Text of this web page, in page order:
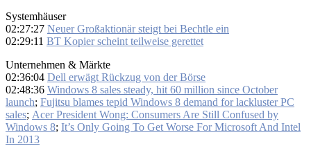
Systemhäuser
02:27:27 Neuer Großaktionär steigt bei Bechtle ein
02:29:11 BT Kopier scheint teilweise gerettet
Unternehmen & Märkte
02:36:04 Dell erwägt Rückzug von der Börse
02:48:36 Windows 8 sales steady, hit 60 million since October
launch; Fujitsu blames tepid Windows 8 demand for lackluster PC
sales; Acer President Wong: Consumers Are Still Confused by
Windows 8; It’s Only Going To Get Worse For Microsoft And Intel
In 2013